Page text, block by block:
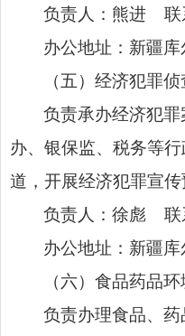
负责人：熊进 联
办公地址：新疆
（五）经济犯罪
负责承办经济犯
办、银保监、税务等
道，开展经济犯罪宣传
负责人：徐彪 联
办公地址：新疆
（六）食品药品
负责办理食品、药